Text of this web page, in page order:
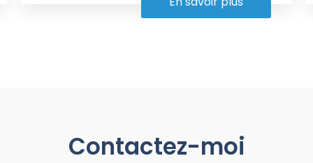
Contactez-moi